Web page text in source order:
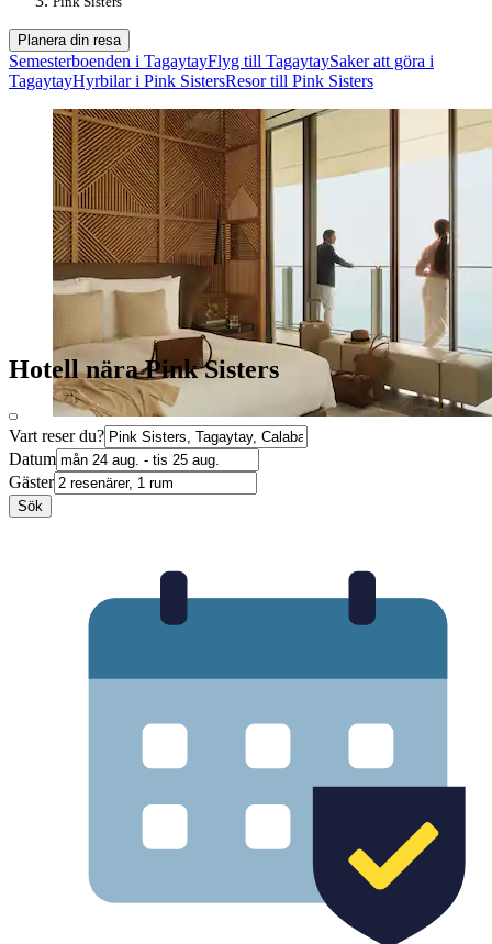
Planera din resa
Semesterboenden i TagaytayFlyg till TagaytaySaker att göra i
TagaytayHyrbilar i Pink SistersResor till Pink Sisters
Hotell nära Pink Sisters
Vart reser du?
Datum
Gäster
Sök